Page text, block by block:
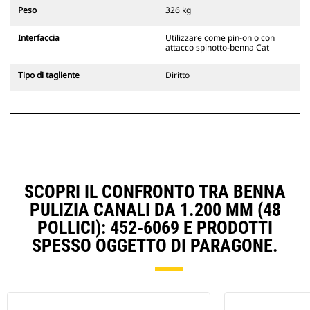
gli escavatori gommati. Sono
larghezze per scavo di fossati.
sistema di attacco dedicato CW
includono un sistema di
cingolati e gommati.
Peso 326 kg
Interfaccia
Utilizzare come pin-on o con
attacco spinotto-benna Cat
Tipo di tagliente Diritto
SCOPRI IL CONFRONTO TRA BENNA
PULIZIA CANALI DA 1.200 MM (48
POLLICI): 452-6069 E PRODOTTI
SPESSO OGGETTO DI PARAGONE.